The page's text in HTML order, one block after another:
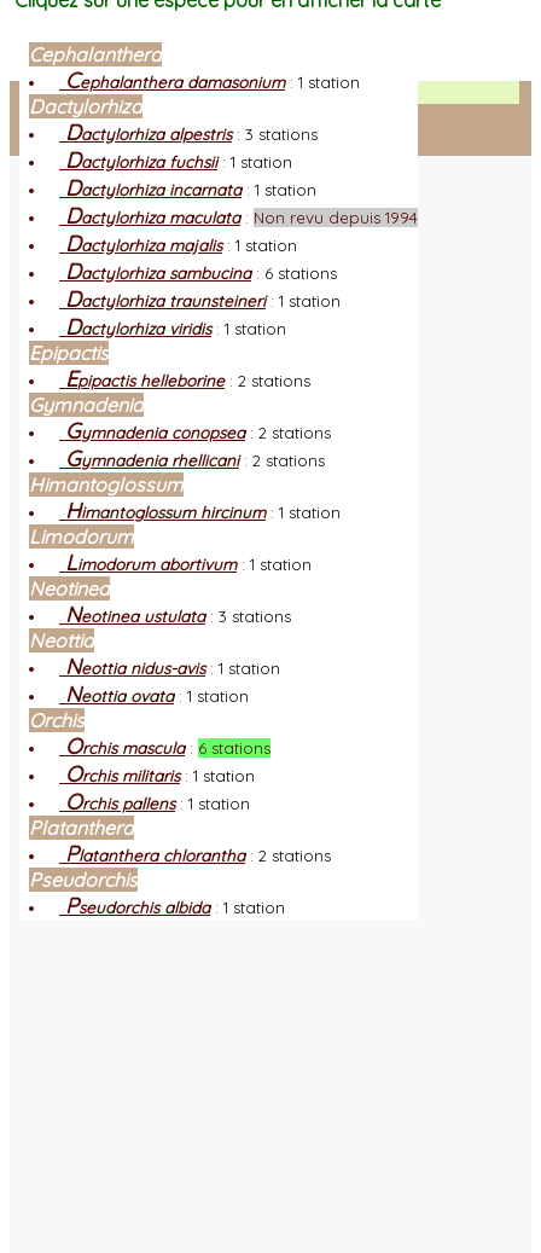
Facebook
Connexion adhérent
Cephalanthera
Cephalanthera damasonium: 1 station
Dactylorhiza
Dactylorhiza alpestris: 3 stations
Dactylorhiza fuchsii: 1 station
Dactylorhiza incarnata: 1 station
Dactylorhiza maculata: Non revu depuis 1994
Dactylorhiza majalis: 1 station
Dactylorhiza sambucina: 6 stations
Dactylorhiza traunsteineri: 1 station
Dactylorhiza viridis: 1 station
Epipactis
Epipactis helleborine: 2 stations
Gymnadenia
Gymnadenia conopsea: 2 stations
Gymnadenia rhellicani: 2 stations
Himantoglossum
Himantoglossum hircinum: 1 station
Limodorum
Limodorum abortivum: 1 station
Neotinea
Neotinea ustulata: 3 stations
Neottia
Neottia nidus-avis: 1 station
Neottia ovata: 1 station
Orchis
Orchis mascula: 6 stations
Orchis militaris: 1 station
Orchis pallens: 1 station
Platanthera
Platanthera chlorantha: 2 stations
Pseudorchis
Pseudorchis albida: 1 station